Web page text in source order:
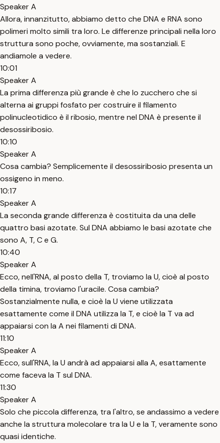
Speaker A
Allora, innanzitutto, abbiamo detto che DNA e RNA sono
polimeri molto simili tra loro. Le differenze principali nella loro
struttura sono poche, ovviamente, ma sostanziali. E
andiamole a vedere.
10:01
Speaker A
La prima differenza più grande è che lo zucchero che si
alterna ai gruppi fosfato per costruire il filamento
polinucleotidico è il ribosio, mentre nel DNA è presente il
desossiribosio.
10:10
Speaker A
Cosa cambia? Semplicemente il desossiribosio presenta un
ossigeno in meno.
10:17
Speaker A
La seconda grande differenza è costituita da una delle
quattro basi azotate. Sul DNA abbiamo le basi azotate che
sono A, T, C e G.
10:40
Speaker A
Ecco, nell'RNA, al posto della T, troviamo la U, cioè al posto
della timina, troviamo l'uracile. Cosa cambia?
Sostanzialmente nulla, e cioè la U viene utilizzata
esattamente come il DNA utilizza la T, e cioè la T va ad
appaiarsi con la A nei filamenti di DNA.
11:10
Speaker A
Ecco, sull'RNA, la U andrà ad appaiarsi alla A, esattamente
come faceva la T sul DNA.
11:30
Speaker A
Solo che piccola differenza, tra l'altro, se andassimo a vedere
anche la struttura molecolare tra la U e la T, veramente sono
quasi identiche.